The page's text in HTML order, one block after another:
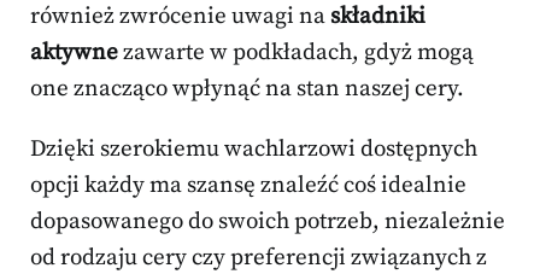
również zwrócenie uwagi na składniki
aktywnezawarte w podkładach, gdyż mogą
one znacząco wpłynąć na stan naszej cery.
Dzięki szerokiemu wachlarzowi dostępnych
opcji każdy ma szansę znaleźć coś idealnie
dopasowanego do swoich potrzeb, niezależnie
od rodzaju cery czy preferencji związanych z